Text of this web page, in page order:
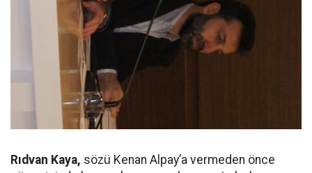
Rıdvan Kaya, sözü Kenan Alpay’a vermeden önce